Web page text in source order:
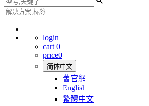
login
cart 0
price0
简体中文
舊官網
English
繁體中文